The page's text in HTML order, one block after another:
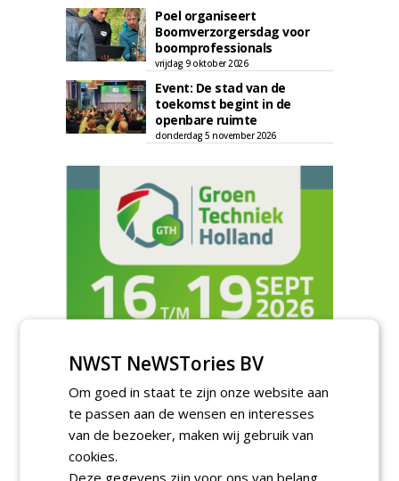
Poel organiseert
Boomverzorgersdag voor
boomprofessionals
vrijdag 9 oktober 2026
Event: De stad van de
toekomst begint in de
openbare ruimte
donderdag 5 november 2026
TENDERS
Gemeente Eindhoven gunt groot
onderhoud ''Stedelijk bos'' binnen de
NWST NeWSTories BV
Om goed in staat te zijn onze website aan
te passen aan de wensen en interesses
van de bezoeker, maken wij gebruik van
cookies.
Deze gegevens zijn voor ons van belang